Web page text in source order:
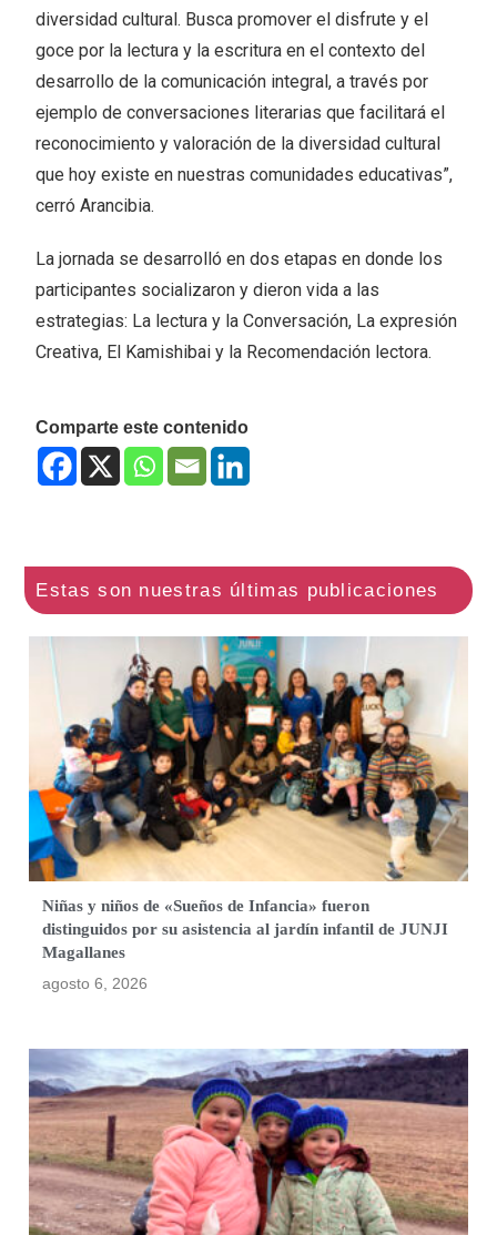
diversidad cultural. Busca promover el disfrute y el
goce por la lectura y la escritura en el contexto del
desarrollo de la comunicación integral, a través por
ejemplo de conversaciones literarias que facilitará el
reconocimiento y valoración de la diversidad cultural
que hoy existe en nuestras comunidades educativas”,
cerró Arancibia.
La jornada se desarrolló en dos etapas en donde los
participantes socializaron y dieron vida a las
estrategias: La lectura y la Conversación, La expresión
Creativa, El Kamishibai y la Recomendación lectora.
Comparte este contenido
Niñas y niños de «Sueños de Infancia» fueron
distinguidos por su asistencia al jardín infantil de JUNJI
Magallanes
agosto 6, 2026